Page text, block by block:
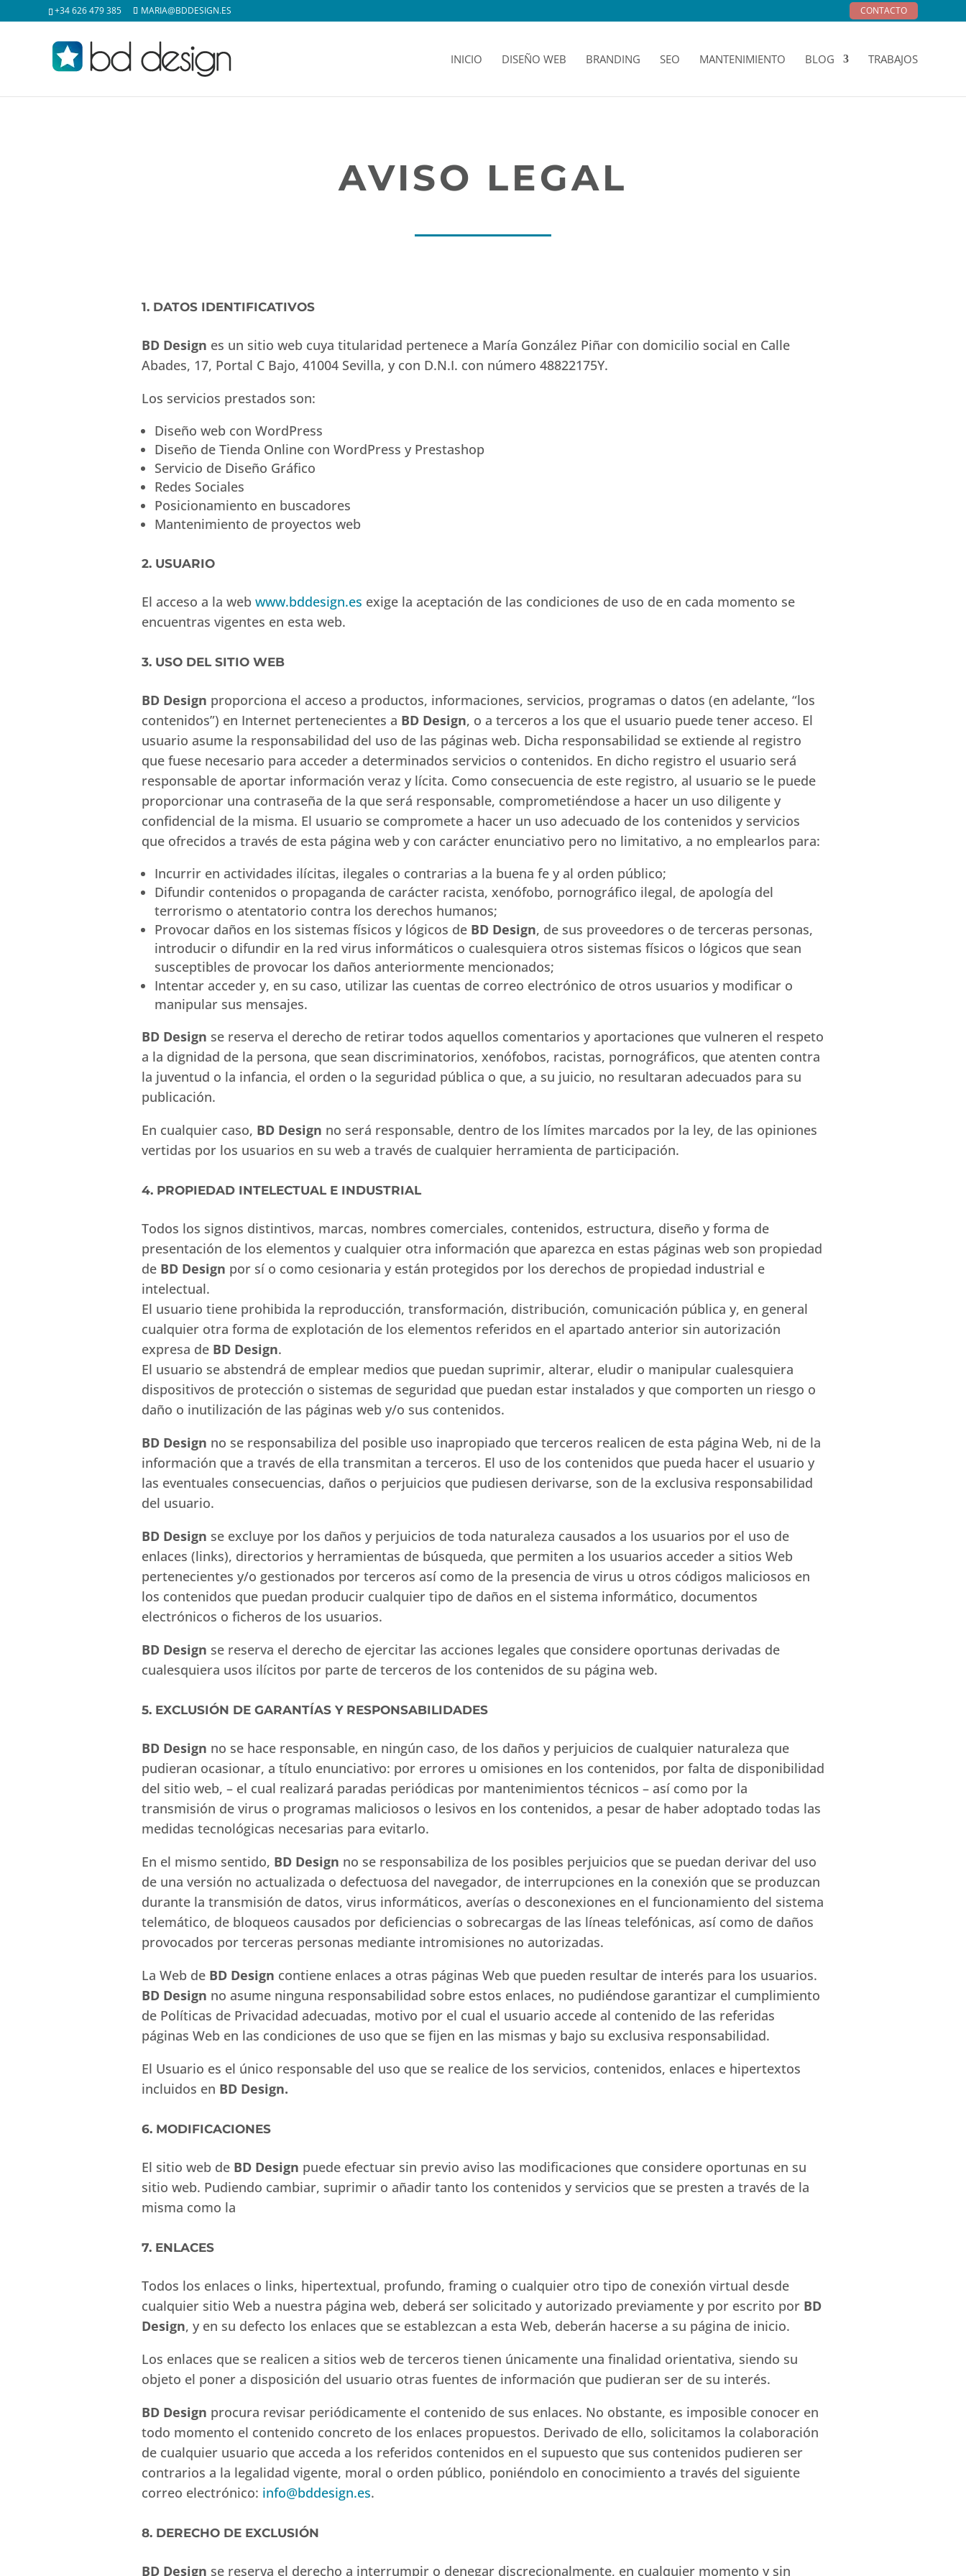
+34 626 479 385 MARIA@BDDESIGN.ES CONTACTO
INICIO DISEÑO WEB BRANDING SEO MANTENIMIENTO BLOG TRABAJOS
AVISO LEGAL
1. DATOS IDENTIFICATIVOS
BD Design es un sitio web cuya titularidad pertenece a María González Piñar con domicilio social en Calle
Abades, 17, Portal C Bajo, 41004 Sevilla, y con D.N.I. con número 48822175Y.
Los servicios prestados son:
Diseño web con WordPress
Diseño de Tienda Online con WordPress y Prestashop
Servicio de Diseño Gráfico
Redes Sociales
Posicionamiento en buscadores
Mantenimiento de proyectos web
2. USUARIO
El acceso a la web www.bddesign.es exige la aceptación de las condiciones de uso de en cada momento se
encuentras vigentes en esta web.
3. USO DEL SITIO WEB
BD Design proporciona el acceso a productos, informaciones, servicios, programas o datos (en adelante, “los
contenidos”) en Internet pertenecientes a BD Design, o a terceros a los que el usuario puede tener acceso. El
usuario asume la responsabilidad del uso de las páginas web. Dicha responsabilidad se extiende al registro
que fuese necesario para acceder a determinados servicios o contenidos. En dicho registro el usuario será
responsable de aportar información veraz y lícita. Como consecuencia de este registro, al usuario se le puede
proporcionar una contraseña de la que será responsable, comprometiéndose a hacer un uso diligente y
confidencial de la misma. El usuario se compromete a hacer un uso adecuado de los contenidos y servicios
que ofrecidos a través de esta página web y con carácter enunciativo pero no limitativo, a no emplearlos para:
Incurrir en actividades ilícitas, ilegales o contrarias a la buena fe y al orden público;
Difundir contenidos o propaganda de carácter racista, xenófobo, pornográfico ilegal, de apología del
terrorismo o atentatorio contra los derechos humanos;
Provocar daños en los sistemas físicos y lógicos de BD Design, de sus proveedores o de terceras personas,
introducir o difundir en la red virus informáticos o cualesquiera otros sistemas físicos o lógicos que sean
susceptibles de provocar los daños anteriormente mencionados;
Intentar acceder y, en su caso, utilizar las cuentas de correo electrónico de otros usuarios y modificar o
manipular sus mensajes.
BD Design se reserva el derecho de retirar todos aquellos comentarios y aportaciones que vulneren el respeto
a la dignidad de la persona, que sean discriminatorios, xenófobos, racistas, pornográficos, que atenten contra
la juventud o la infancia, el orden o la seguridad pública o que, a su juicio, no resultaran adecuados para su
publicación.
En cualquier caso, BD Design no será responsable, dentro de los límites marcados por la ley, de las opiniones
vertidas por los usuarios en su web a través de cualquier herramienta de participación.
4. PROPIEDAD INTELECTUAL E INDUSTRIAL
Todos los signos distintivos, marcas, nombres comerciales, contenidos, estructura, diseño y forma de
presentación de los elementos y cualquier otra información que aparezca en estas páginas web son propiedad
de BD Design por sí o como cesionaria y están protegidos por los derechos de propiedad industrial e
intelectual.
El usuario tiene prohibida la reproducción, transformación, distribución, comunicación pública y, en general
cualquier otra forma de explotación de los elementos referidos en el apartado anterior sin autorización
expresa de BD Design.
El usuario se abstendrá de emplear medios que puedan suprimir, alterar, eludir o manipular cualesquiera
dispositivos de protección o sistemas de seguridad que puedan estar instalados y que comporten un riesgo o
daño o inutilización de las páginas web y/o sus contenidos.
BD Design no se responsabiliza del posible uso inapropiado que terceros realicen de esta página Web, ni de la
información que a través de ella transmitan a terceros. El uso de los contenidos que pueda hacer el usuario y
las eventuales consecuencias, daños o perjuicios que pudiesen derivarse, son de la exclusiva responsabilidad
del usuario.
BD Design se excluye por los daños y perjuicios de toda naturaleza causados a los usuarios por el uso de
enlaces (links), directorios y herramientas de búsqueda, que permiten a los usuarios acceder a sitios Web
pertenecientes y/o gestionados por terceros así como de la presencia de virus u otros códigos maliciosos en
los contenidos que puedan producir cualquier tipo de daños en el sistema informático, documentos
electrónicos o ficheros de los usuarios.
BD Design se reserva el derecho de ejercitar las acciones legales que considere oportunas derivadas de
cualesquiera usos ilícitos por parte de terceros de los contenidos de su página web.
5. EXCLUSIÓN DE GARANTÍAS Y RESPONSABILIDADES
BD Design no se hace responsable, en ningún caso, de los daños y perjuicios de cualquier naturaleza que
pudieran ocasionar, a título enunciativo: por errores u omisiones en los contenidos, por falta de disponibilidad
del sitio web, – el cual realizará paradas periódicas por mantenimientos técnicos – así como por la
transmisión de virus o programas maliciosos o lesivos en los contenidos, a pesar de haber adoptado todas las
medidas tecnológicas necesarias para evitarlo.
En el mismo sentido, BD Design no se responsabiliza de los posibles perjuicios que se puedan derivar del uso
de una versión no actualizada o defectuosa del navegador, de interrupciones en la conexión que se produzcan
durante la transmisión de datos, virus informáticos, averías o desconexiones en el funcionamiento del sistema
telemático, de bloqueos causados por deficiencias o sobrecargas de las líneas telefónicas, así como de daños
provocados por terceras personas mediante intromisiones no autorizadas.
La Web de BD Design contiene enlaces a otras páginas Web que pueden resultar de interés para los usuarios.
BD Design no asume ninguna responsabilidad sobre estos enlaces, no pudiéndose garantizar el cumplimiento
de Políticas de Privacidad adecuadas, motivo por el cual el usuario accede al contenido de las referidas
páginas Web en las condiciones de uso que se fijen en las mismas y bajo su exclusiva responsabilidad.
El Usuario es el único responsable del uso que se realice de los servicios, contenidos, enlaces e hipertextos
incluidos en BD Design.
6. MODIFICACIONES
El sitio web de BD Design puede efectuar sin previo aviso las modificaciones que considere oportunas en su
sitio web. Pudiendo cambiar, suprimir o añadir tanto los contenidos y servicios que se presten a través de la
misma como la
7. ENLACES
Todos los enlaces o links, hipertextual, profundo, framing o cualquier otro tipo de conexión virtual desde
cualquier sitio Web a nuestra página web, deberá ser solicitado y autorizado previamente y por escrito por BD
Design, y en su defecto los enlaces que se establezcan a esta Web, deberán hacerse a su página de inicio.
Los enlaces que se realicen a sitios web de terceros tienen únicamente una finalidad orientativa, siendo su
objeto el poner a disposición del usuario otras fuentes de información que pudieran ser de su interés.
BD Design procura revisar periódicamente el contenido de sus enlaces. No obstante, es imposible conocer en
todo momento el contenido concreto de los enlaces propuestos. Derivado de ello, solicitamos la colaboración
de cualquier usuario que acceda a los referidos contenidos en el supuesto que sus contenidos pudieren ser
contrarios a la legalidad vigente, moral o orden público, poniéndolo en conocimiento a través del siguiente
correo electrónico: info@bddesign.es.
8. DERECHO DE EXCLUSIÓN
BD Design se reserva el derecho a interrumpir o denegar discrecionalmente, en cualquier momento y sin